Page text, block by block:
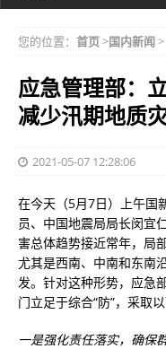
您的位置： 首页>国内新闻>
应急管理部：
减少汛期地质
2021-05-07 12:28:06
在今天（5月7日）上午国
员、中国地震局局长闵宜
害总体趋势接近常年，局
尤其是西南、中南和东南
发。针对这种形势，应急
门立足于综合“防”，采取以
一是强化责任落实，确保